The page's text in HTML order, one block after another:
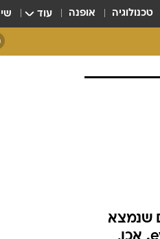
טכנולוגיה אופנה עוד
שנמצא